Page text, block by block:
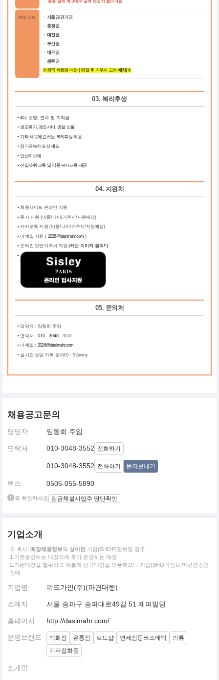
ㆍ 동종 업계 최고대우 급여 면접시 협의가능
매장 정보
ㆍ서울권/경기권
ㆍ충청권
ㆍ대전권
ㆍ부산권
ㆍ대구권
ㆍ광주권
※전국 백화점 매장 ( 면접 후 거주지 고려 배치)※
03. 복리후생
4대 보험, 연차 및 퇴직금
경조휴가, 경조사비, 명절 선물
기타 사규에 준하는 복리후생 적용
장기근속자 포상 제도
인센티브제
신입사원 교육 및 각종 본사교육 제공
04. 지원처
채용사이트 온라인 지원
문자 지원 (이름/나이/거주지/지원매장)
카카오톡 지원 (이름/나이/거주지/지원매장)
이메일 지원 ( 2026@dasimahr.com )
온라인 간편이력서 지원 (하단 이미지 클릭!!)
05. 문의처
담당자 : 임동희 주임
연락처 :010 - 3048 - 3552
이메일 :2026@dasimahr.com
실시간 상담 카톡 문의ID : 52jenny
채용공고문의
담당자 임동희 주임
연락처 010-3048-3552 전화하기
010-3048-3552 전화하기 문자보내기
팩스 0505-055-5890
꼭 확인하세요 임금체불사업주 명단확인
기업소개
※ 혹시! 매장채용정보와 상이한 기업(SHOP)정보일 경우
1.기존운영하는 매장외에 추가 운영하는 매장
2.기존매장을 철수하고 새롭게 신규매장을 오픈했으나 기업(SHOP)정보 미변경중인
상태
기업명 위드가인(주)(파견대행)
소재지 서울 송파구 송파대로49길 51 제퍼빌딩
홈페이지 http://dasimahr.com/
운영브랜드 백화점 유통점 로드샵 면세점등코스메틱
의류
기타잡화등
소개말